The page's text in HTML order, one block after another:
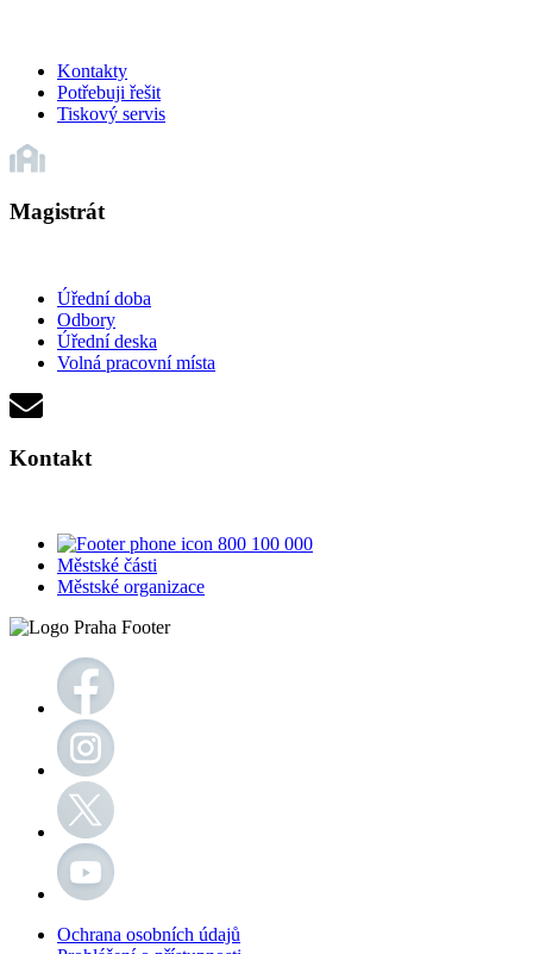
Kontakty
Potřebuji řešit
Tiskový servis
Magistrát
Úřední doba
Odbory
Úřední deska
Volná pracovní místa
Kontakt
800 100 000
Městské části
Městské organizace
Ochrana osobních údajů